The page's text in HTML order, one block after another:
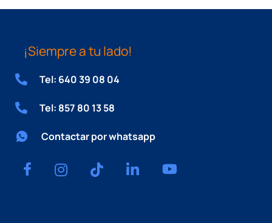
¡Siempre a tu lado!
Tel: 640 39 08 04
Tel: 857 80 13 58
Contactar por whatsapp